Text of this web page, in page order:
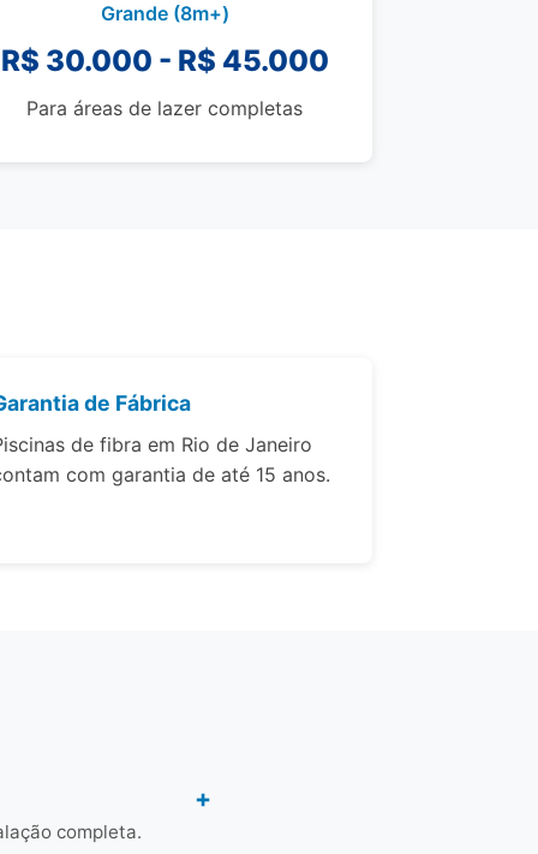
Grande (8m+)
R$ 30.000 - R$ 45.000
Para áreas de lazer completas
de Fábrica
de fibra em Rio de Janeiro
com garantia de até 15 anos.
completa.